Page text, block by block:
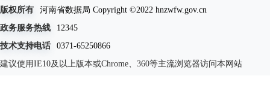
版权所有
河南省数据局 Copyright ©2022 hnzwfw.gov.cn
政务服务热线
12345
技术支持电话
0371-65250866
建议使用IE10及以上版本或Chrome、360等主流浏览器访问本网站